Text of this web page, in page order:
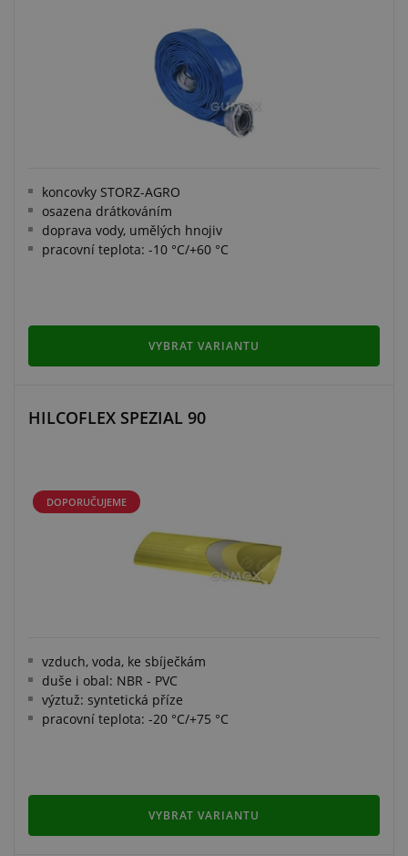
koncovky STORZ-AGRO
osazena drátkováním
doprava vody, umělých hnojiv
pracovní teplota: -10 °C/+60 °C
VYBRAT VARIANTU
HILCOFLEX SPEZIAL 90
DOPORUČUJEME
vzduch, voda, ke sbíječkám
duše i obal: NBR - PVC
výztuž: syntetická příze
pracovní teplota: -20 °C/+75 °C
VYBRAT VARIANTU